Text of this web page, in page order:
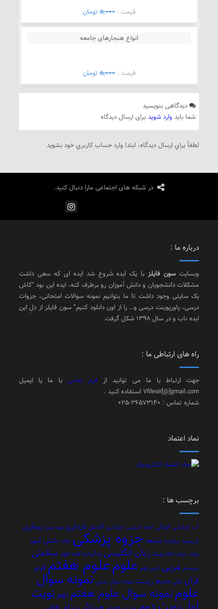
قيمت :5,000تومان
انواع هنجارهای جامعه
قيمت :5,000تومان
دیدگاهی بنویسید
شما باید وارد شویدبرای ارسال دیدگاه
لطفاً براي ارسال دیدگاه، ابتدا وارد حساب كاربري خود بشويد
در شبکه های اجتماعی مارا دنبال کنید.
درباره ما :
وبسایت سون فایلزبا یک ایده شروع شد ایده ای که سعی داشت
مشکلات دانشجویان و دانش آموزان رو برطرف کنه، ایده این بود “کاش
یک سایتی وجود داشت تا ما بتوانیم نمونه سوالات امتحانی، جزوات
درسی، پاورپوینت درسی و… را از اون دانلود کنیم” سون فایلز از دلِ این
ایده ناب و در سال 1398 شکل گرفت.
راه های ارتباطی ما :
جهت ارتباط با ما می توانید از فرم تماس با ما یا ایمیل
7filesir[@]gmail.com استفاده کنید .
شماره تماس : 36573140-025
نماد اعتماد
برچسب ها :
آب آزمایشی آلودگی اجاره استرس انبارداری اکسلبارداری بهره وری بیماری
تاریخچه ترازنامه جامعه جزوه پزشکی خاک دانش آموز
دولت دولت الکترونیک زبان انگلیسی زندگینامه ائمه اطهار سلامتی
سیستم عربی عربی نهم علومعلوم هفتمفرم
قرآن مالی محیط زیست نمونه سوال تستی نمونه سوال
علومنمونه سوال علوم هفتمنهم نوبت